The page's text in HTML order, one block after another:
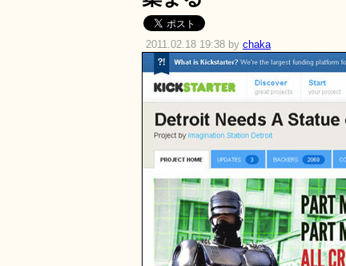
2011.02.18 19:38 by chaka